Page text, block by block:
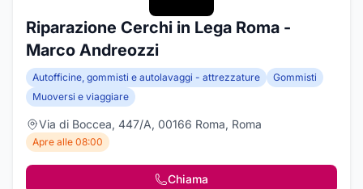
Riparazione Cerchi in Lega Roma -
Marco Andreozzi
Autofficine, gommisti e autolavaggi - attrezzature
Gommisti
Muoversi e viaggiare
Via di Boccea, 447/A, 00166 Roma, Roma
Apre alle 08:00
Chiama